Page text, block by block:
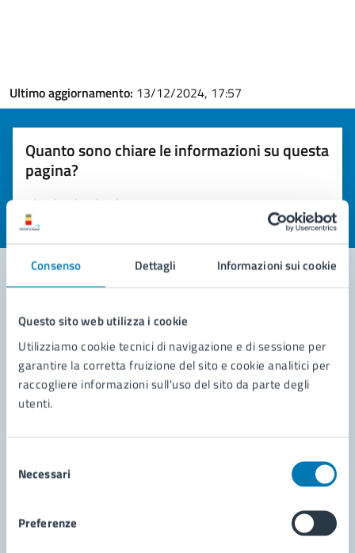
Consenso Dettagli Informazioni sui cookie
Questo sito web utilizza i cookie
Utilizziamo cookie tecnici di navigazione e di sessione per
garantire la corretta fruizione del sito e cookie analitici per
raccogliere informazioni sull'uso del sito da parte degli
utenti.
delNecessari
Preferenze
Ultimo aggiornamento: 13/12/2024, 17:57
Quanto sono chiare le informazioni su questa
pagina?
Valuta la chiarezza delle informazioni (da 1 a 5 stelle)
Seleziona il numero di stelle per valutare la chiarezza delle
Valuta 1 stelle su 5
Contatta il comune
Leggi le domande frequenti
Richiedi assistenza